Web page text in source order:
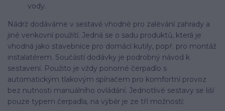
vody.
Nádrž dodáváme v sestavě vhodné pro zalévání zahrady a
jiné venkovní použití. Jedná se o sadu produktů, která je
vhodná jako stavebnice pro domácí kutily, popř. pro montáž
instalatérem. Součástí dodávky je podrobný návod k
sestavení. Použito je vždy ponorné čerpadlo s
automatickým tlakovým spínačem pro komfortní provoz
bez nutnosti manuálního ovládání. Jednotlivé sestavy se liší
pouze typem čerpadla, na výběr je ze tří možností: